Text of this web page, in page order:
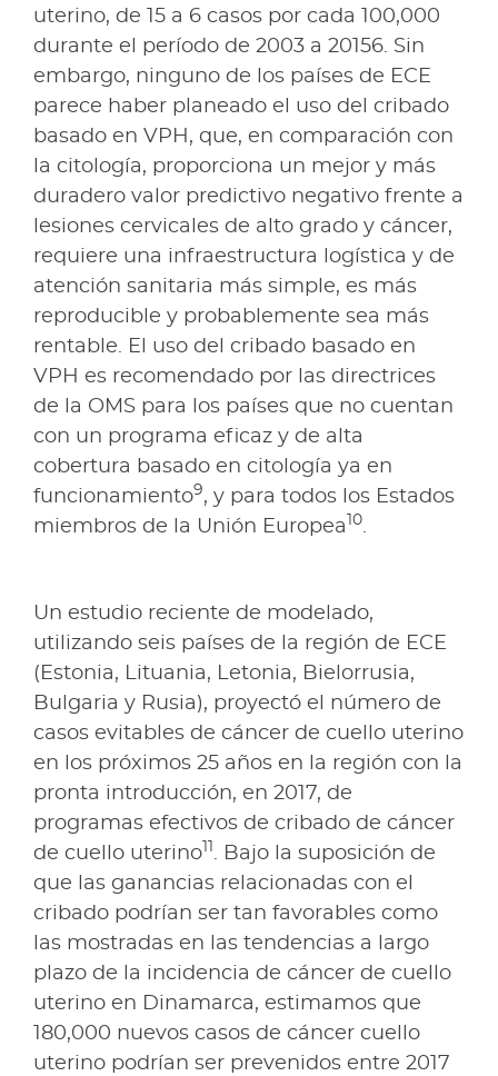
uterino, de 15 a 6 casos por cada 100,000
durante el período de 2003 a 20156. Sin
embargo, ninguno de los países de ECE
parece haber planeado el uso del cribado
basado en VPH, que, en comparación con
la citología, proporciona un mejor y más
duradero valor predictivo negativo frente a
lesiones cervicales de alto grado y cáncer,
requiere una infraestructura logística y de
atención sanitaria más simple, es más
reproducible y probablemente sea más
rentable. El uso del cribado basado en
VPH es recomendado por las directrices
de la OMS para los países que no cuentan
con un programa eficaz y de alta
cobertura basado en citología ya en
funcionamiento9, y para todos los Estados
miembros de la Unión Europea 10.
Un estudio reciente de modelado,
utilizando seis países de la región de ECE
(Estonia, Lituania, Letonia, Bielorrusia,
Bulgaria y Rusia), proyectó el número de
casos evitables de cáncer de cuello uterino
en los próximos 25 años en la región con la
pronta introducción, en 2017, de
programas efectivos de cribado de cáncer
de cuello uterino
. Bajo la suposición de
que las ganancias relacionadas con el
cribado podrían ser tan favorables como
las mostradas en las tendencias a largo
plazo de la incidencia de cáncer de cuello
uterino en Dinamarca, estimamos que
180,000 nuevos casos de cáncer cuello
uterino podrían ser prevenidos entre 2017